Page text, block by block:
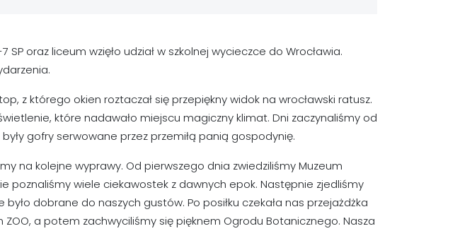
SP oraz liceum wzięło udział w szkolnej wycieczce do Wrocławia.
z którego okien roztaczał się przepiękny widok na wrocławski ratusz.
które nadawało miejscu magiczny klimat. Dni zaczynaliśmy od
gofry serwowane przez przemiłą panią gospodynię.
na kolejne wyprawy. Od pierwszego dnia zwiedziliśmy Muzeum
poznaliśmy wiele ciekawostek z dawnych epok. Następnie zjedliśmy
dobrane do naszych gustów. Po posiłku czekała nas przejażdżka
a potem zachwyciliśmy się pięknem Ogrodu Botanicznego. Nasza